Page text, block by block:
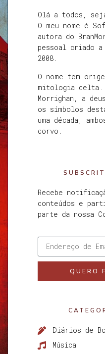
Olá a todos,
O meu nome é
autora do
pessoal criado a
2008.
O nome tem
mitologia celta.
Morrighan, a
os símbolos
uma década,
corvo.
Recebe
conteúdos e
parte da nossa
QUERO
Diários de
Música